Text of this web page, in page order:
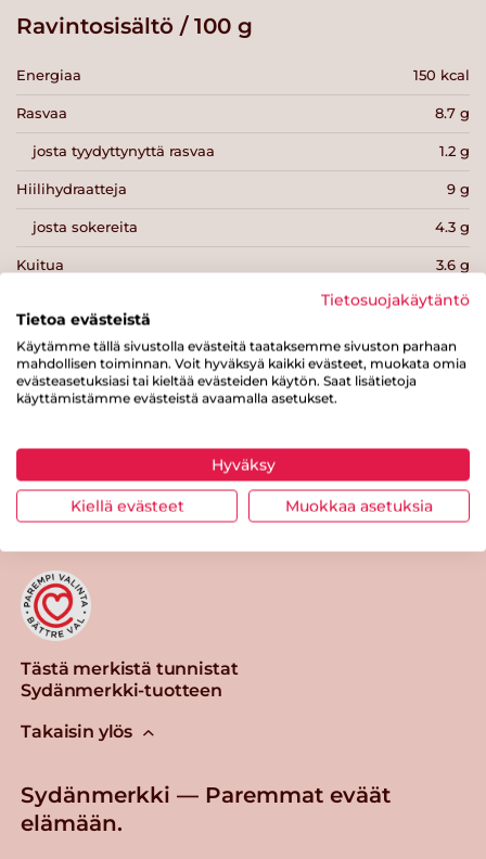
Ravintosisältö / 100 g
Energiaa 150 kcal
Rasvaa 8.7 g
josta tyydyttynyttä rasvaa 1.2 g
Hiilihydraatteja 9 g
josta sokereita 4.3 g
Kuitua 3.6 g
7.8 g
Suolaa 1 g
Jaa tuote
Tästä merkistä tunnistat
Sydänmerkki-tuotteen
Takaisin ylös
Sydänmerkki — Paremmat eväät
elämään.
Tietosuojakäytäntö
Tietoa evästeistä
Käytämme tällä sivustolla evästeitä taataksemme sivuston parhaan
mahdollisen toiminnan. Voit hyväksyä kaikki evästeet, muokata omia
evästeasetuksiasi tai kieltää evästeiden käytön. Saat lisätietoja
käyttämistämme evästeistä avaamalla asetukset.
Hyväksy
Kiellä evästeet Muokkaa asetuksia